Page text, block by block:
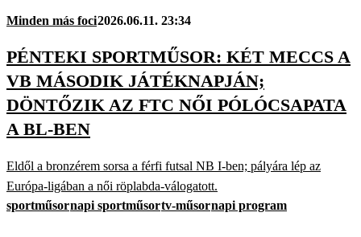
Minden más foci2026.06.11. 23:34
PÉNTEKI SPORTMŰSOR: KÉT MECCS A
VB MÁSODIK JÁTÉKNAPJÁN;
DÖNTŐZIK AZ FTC NŐI PÓLÓCSAPATA
A BL-BEN
Eldől a bronzérem sorsa a férfi futsal NB I-ben; pályára lép az
Európa-ligában a női röplabda-válogatott.
sportműsornapi sportműsortv-műsornapi program